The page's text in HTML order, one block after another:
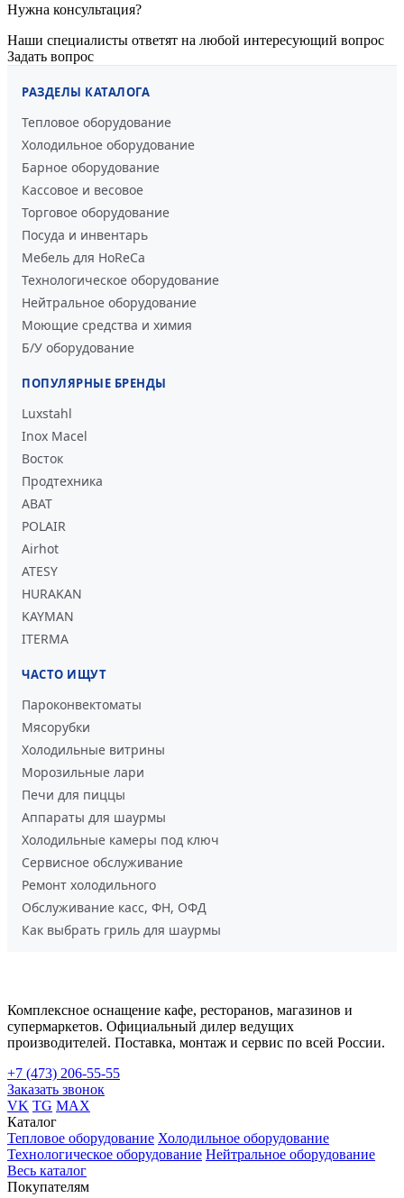
Нужна консультация?
Наши специалисты ответят на любой интересующий вопрос
Задать вопрос
РАЗДЕЛЫ КАТАЛОГА
Тепловое оборудование
Холодильное оборудование
Барное оборудование
Кассовое и весовое
Торговое оборудование
Посуда и инвентарь
Мебель для HoReCa
Технологическое оборудование
Нейтральное оборудование
Моющие средства и химия
Б/У оборудование
ПОПУЛЯРНЫЕ БРЕНДЫ
Luxstahl
Inox Macel
Восток
Продтехника
ABAT
POLAIR
Airhot
ATESY
HURAKAN
KAYMAN
ITERMA
ЧАСТО ИЩУТ
Пароконвектоматы
Мясорубки
Холодильные витрины
Морозильные лари
Печи для пиццы
Аппараты для шаурмы
Холодильные камеры под ключ
Сервисное обслуживание
Ремонт холодильного
Обслуживание касс, ФН, ОФД
Как выбрать гриль для шаурмы
Комплексное оснащение кафе, ресторанов, магазинов и
супермаркетов. Официальный дилер ведущих
производителей. Поставка, монтаж и сервис по всей России.
+7 (473) 206-55-55
Заказать звонок
VK TG MAX
Каталог
Тепловое оборудование Холодильное оборудование
Технологическое оборудование Нейтральное оборудование
Весь каталог
Покупателям